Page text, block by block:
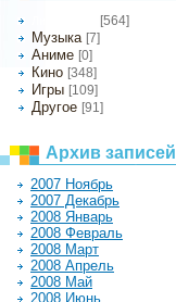
[564]
Музыка [7]
Аниме [0]
Кино [348]
Игры [109]
Другое [91]
Архив записей
2007 Ноябрь
2007 Декабрь
2008 Январь
2008 Февраль
2008 Март
2008 Апрель
2008 Май
2008 Июнь